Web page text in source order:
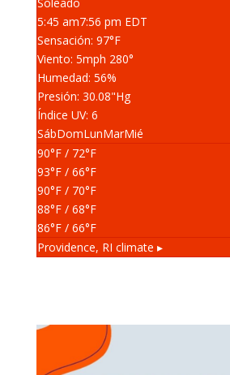
5:45 am7:56 pm EDT
Sensación: 97°F
Viento: 5mph 280°
Humedad: 56%
Presión: 30.08"Hg
Índice UV: 6
SábDomLunMarMié
90°F/ 72°F
93°F/ 66°F
90°F/ 70°F
88°F/ 68°F
86°F/ 66°F
Providence, RI climate ▸